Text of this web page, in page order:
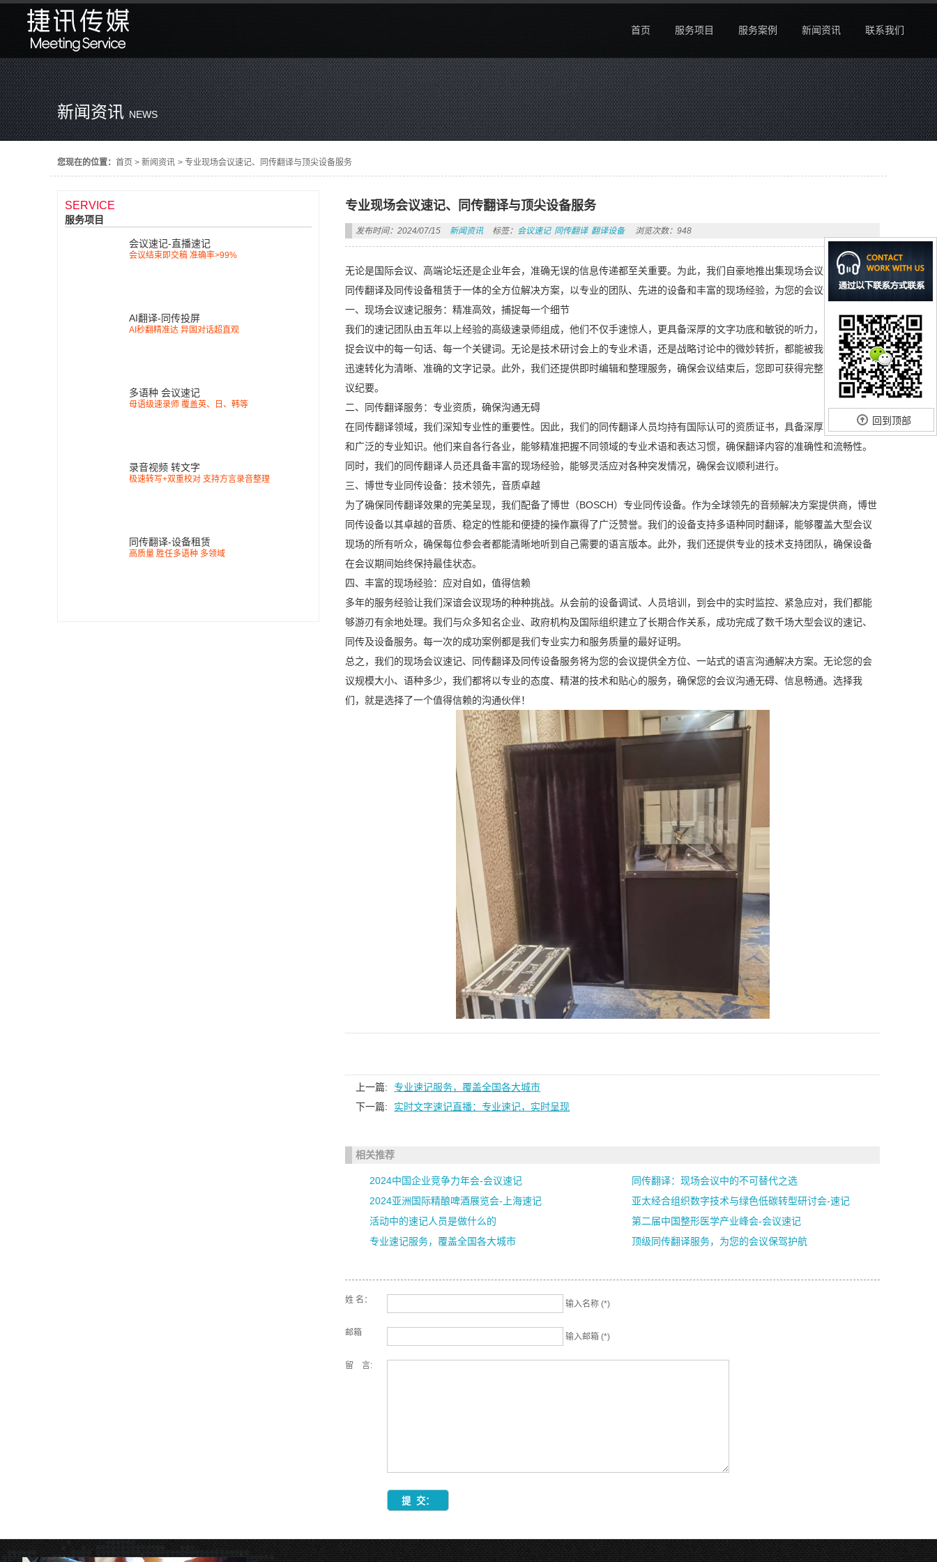
首页 服务项目 服务案例 新闻资讯 联系我们
新闻资讯NEWS
您现在的位置： 首页 > 新闻资讯 > 专业现场会议速记、同传翻译与顶尖设备服务
SERVICE
服务项目
会议速记-直播速记
会议结束即交稿 准确率>99%
AI翻译-同传投屏
AI秒翻精准达 异国对话超直观
多语种 会议速记
母语级速录师 覆盖英、日、韩等
录音视频 转文字
极速转写+双重校对 支持方言录音整理
同传翻译-设备租赁
高质量 胜任多语种 多领域
专业现场会议速记、同传翻译与顶尖设备服务
发布时间：2024/07/15 新闻资讯 标签： 会议速记 同传翻译 翻译设备 浏览次数：948
无论是国际会议、高端论坛还是企业年会，准确无误的信息传递都至关重要。为此，我们自豪地推出集现场会议速记服务、
同传翻译及同传设备租赁于一体的全方位解决方案，以专业的团队、先进的设备和丰富的现场经验，为您的会议保驾护航。
一、现场会议速记服务：精准高效，捕捉每一个细节
我们的速记团队由五年以上经验的高级速录师组成，他们不仅手速惊人，更具备深厚的文字功底和敏锐的听力，能够准确捕
捉会议中的每一句话、每一个关键词。无论是技术研讨会上的专业术语，还是战略讨论中的微妙转折，都能被我们的速记员
迅速转化为清晰、准确的文字记录。此外，我们还提供即时编辑和整理服务，确保会议结束后，您即可获得完整、规范的会
议纪要。
二、同传翻译服务：专业资质，确保沟通无碍
在同传翻译领域，我们深知专业性的重要性。因此，我们的同传翻译人员均持有国际认可的资质证书，具备深厚的语言功底
和广泛的专业知识。他们来自各行各业，能够精准把握不同领域的专业术语和表达习惯，确保翻译内容的准确性和流畅性。
同时，我们的同传翻译人员还具备丰富的现场经验，能够灵活应对各种突发情况，确保会议顺利进行。
三、博世专业同传设备：技术领先，音质卓越
为了确保同传翻译效果的完美呈现，我们配备了博世（BOSCH）专业同传设备。作为全球领先的音频解决方案提供商，博世
同传设备以其卓越的音质、稳定的性能和便捷的操作赢得了广泛赞誉。我们的设备支持多语种同时翻译，能够覆盖大型会议
现场的所有听众，确保每位参会者都能清晰地听到自己需要的语言版本。此外，我们还提供专业的技术支持团队，确保设备
在会议期间始终保持最佳状态。
四、丰富的现场经验：应对自如，值得信赖
多年的服务经验让我们深谙会议现场的种种挑战。从会前的设备调试、人员培训，到会中的实时监控、紧急应对，我们都能
够游刃有余地处理。我们与众多知名企业、政府机构及国际组织建立了长期合作关系，成功完成了数千场大型会议的速记、
同传及设备服务。每一次的成功案例都是我们专业实力和服务质量的最好证明。
总之，我们的现场会议速记、同传翻译及同传设备服务将为您的会议提供全方位、一站式的语言沟通解决方案。无论您的会
议规模大小、语种多少，我们都将以专业的态度、精湛的技术和贴心的服务，确保您的会议沟通无碍、信息畅通。选择我
们，就是选择了一个值得信赖的沟通伙伴！
上一篇:
专业速记服务，覆盖全国各大城市
下一篇:
实时文字速记直播：专业速记，实时呈现
相关推荐
2024中国企业竞争力年会-会议速记
同传翻译：现场会议中的不可替代之选
2024亚洲国际精酿啤酒展览会-上海速记
亚太经合组织数字技术与绿色低碳转型研讨会-速记
活动中的速记人员是做什么的
第二届中国整形医学产业峰会-会议速记
专业速记服务，覆盖全国各大城市
顶级同传翻译服务，为您的会议保驾护航
姓 名： 输入名称 (*)
邮箱 输入邮箱 (*)
留 言:
回到顶部